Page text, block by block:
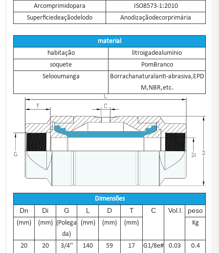
Arcomprimidopara
ISO8573-1:2010
Superfíciedeaçãodelodo
Anodizaçãodecorprimária
material
habitação
litroigadealumínio
soquete
PomBranco
Selooumanga
Borrachanaturalanti-abrasiva,EPD
M,NBR,etc.
Dimensões
Dn Di G L D T C Vol.l. peso
(mm) (mm) (Polega
da)
(mm) (mm) (mm) Kg
20 20 3/4'' 140 59 17
G1/8e#
0.03 0.4